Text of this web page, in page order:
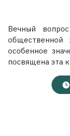
Вечный
общественной
особенное
посвящена эта